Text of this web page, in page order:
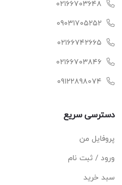
02166703648
09031705252
02166742665
02166703846
09122898074
دسترسی سریع
پروفایل من
ورود / ثبت نام
سبد خرید